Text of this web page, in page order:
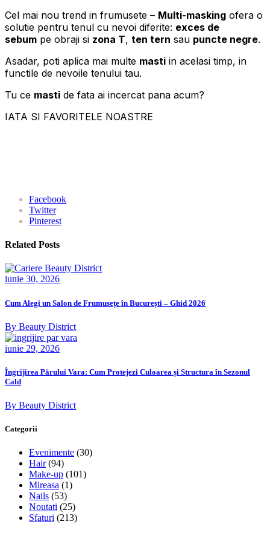
Cel mai nou trend in frumusete – Multi-masking ofera o
solutie pentru tenul cu nevoi diferite: exces de
sebum pe obraji si zona T, ten tern sau puncte negre.
Asadar, poti aplica mai multe masti in acelasi timp, in
functile de nevoile tenului tau.
Tu ce masti de fata ai incercat pana acum?
IATA SI FAVORITELE NOASTRE
Facebook
Twitter
Pinterest
Related Posts
iunie 30, 2026
Cum Alegi un Salon de Frumusețe în București – Ghid 2026
By Beauty District
iunie 29, 2026
Îngrijirea Părului Vara: Cum Protejezi Culoarea și Structura în Sezonul
Cald
By Beauty District
Categorii
Evenimente (30)
Hair(94)
Make-up (101)
Mireasa (1)
Nails (53)
Noutati (25)
Sfaturi (213)